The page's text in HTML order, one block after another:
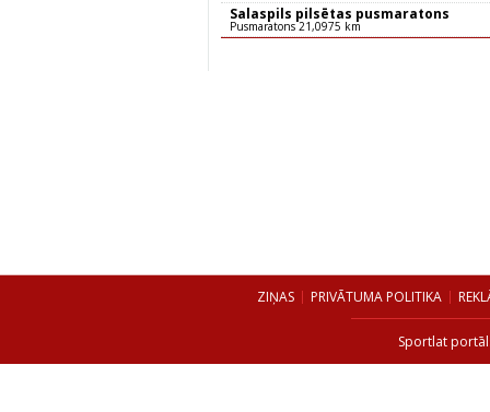
Salaspils pilsētas pusmaratons
Pusmaratons 21,0975 km
ZIŅAS PRIVĀTUMA POLITIKA
Sportlat